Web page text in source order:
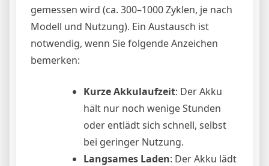
gemessen wird (ca. 300–1000 Zyklen, je nach
Modell und Nutzung). Ein Austausch ist
notwendig, wenn Sie folgende Anzeichen
bemerken:
Kurze Akkulaufzeit: Der Akku
hält nur noch wenige Stunden
oder entlädt sich schnell, selbst
bei geringer Nutzung.
Langsames Laden: Der Akku lädt